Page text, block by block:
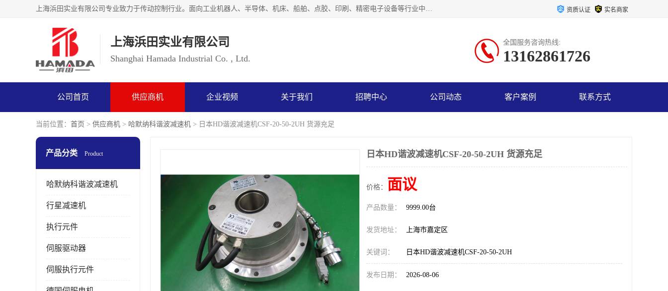
上海浜田实业有限公司专业致力于传动控制行业。面向工业机器人、半导体、机床、船舶、点胶、印刷、精密电子设备等行业中的运动控制技术。为日本哈默纳科（HarmonicDrive简称HD）中国地区定代理商，其生产的HarmonicDrive谐波减速机，具有轻量、小型、传动效率高、减速范围广、精度高等特点，被广泛应用于各种传动系统中。完善的技术，完善的售后，让您的选择无后顾之忧，欢迎您的来电洽谈！ 资质认证 实名商家
上海浜田实业有限公司
Shanghai Hamada Industrial Co. , Ltd.
全国服务咨询热线:
13162861726
公司首页 供应商机 企业视频 关于我们 招聘中心 公司动态 客户案例 联系方式
当前位置： 首页 > 供应商机 > 哈默纳科谐波减速机 > 日本HD谐波减速机CSF-20-50-2UH 货源充足
产品分类 Product
哈默纳科谐波减速机
行星减速机
执行元件
伺服驱动器
伺服执行元件
日本HD谐波减速机CSF-20-50-2UH 货源充足
价格： 面议
产品数量： 9999.00台
发货地址： 上海市嘉定区
关键词： 日本HD谐波减速机CSF-20-50-2UH
发布日期： 2026-08-06